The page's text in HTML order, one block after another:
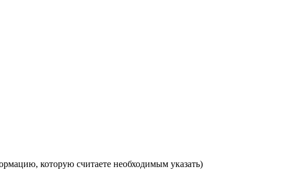
которую считаете необходимым указать)